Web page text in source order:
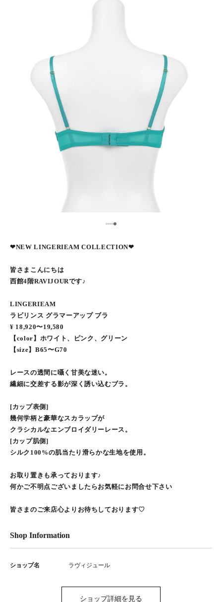
1234
❤︎NEW LINGERIEAM COLLECTION❤︎
皆さまこんにちは
西館4階RAVIJOURです♪
LINGERIEAM
ラビリンス グラマーアップ ブラ
¥ 18,920〜19,580
【color】ホワイト、ピンク、グリーン
【size】B65〜G70
レースの透間に囁く甘美な迷い。
繊細に交差する影が深く誘い込むブラ。
[カップ表側]
幾何学柄と豪華なスカラップが
クラシカルなエンブロイダリーレース。
[カップ肌側]
シルク100%の肌当たり滑らかな生地を使用。
お取り置きも承っております♪
何かご不明点ございましたらお気軽にお問合せ下さい
皆さまのご来店心よりお待ちしております♡
Shop Information
ショップ名 ラヴィジュール
ショップ詳細を見る